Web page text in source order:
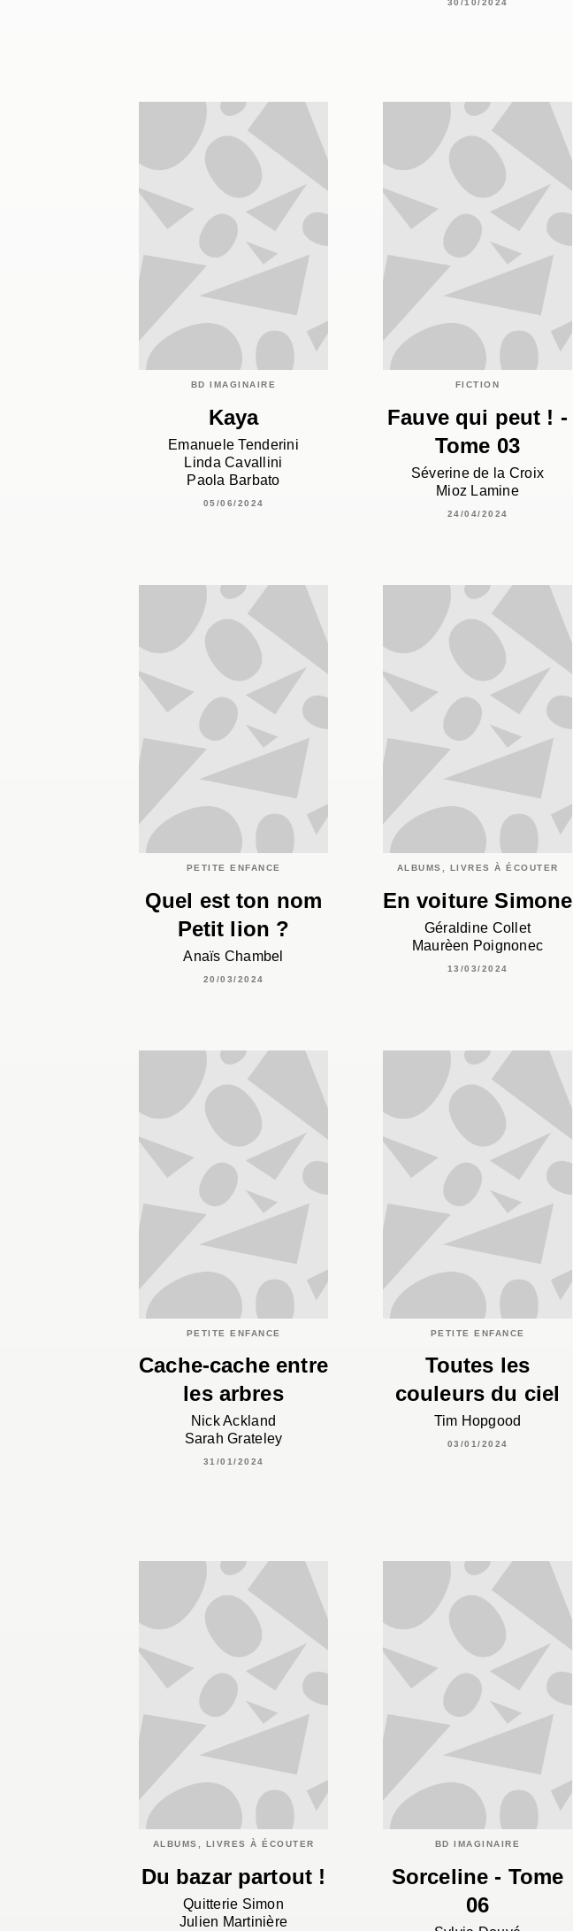
30/10/2024
BD IMAGINAIRE
Kaya
Emanuele Tenderini
Linda Cavallini
Paola Barbato
05/06/2024
FICTION
Fauve qui peut ! -
Tome 03
Séverine de la Croix
Mioz Lamine
24/04/2024
PETITE ENFANCE
Quel est ton nom
Petit lion ?
Anaïs Chambel
20/03/2024
ALBUMS, LIVRES À ÉCOUTER
En voiture Simone
Géraldine Collet
Maurèen Poignonec
13/03/2024
PETITE ENFANCE
Cache-cache entre
les arbres
Nick Ackland
Sarah Grateley
31/01/2024
PETITE ENFANCE
Toutes les
couleurs du ciel
Tim Hopgood
03/01/2024
ALBUMS, LIVRES À ÉCOUTER
Du bazar partout !
Quitterie Simon
Julien Martinière
BD IMAGINAIRE
Sorceline - Tome
06